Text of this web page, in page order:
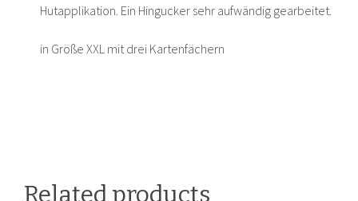
Hutapplikation. Ein Hingucker sehr aufwändig gearbeitet.
in Größe XXL mit drei Kartenfächern
Related products